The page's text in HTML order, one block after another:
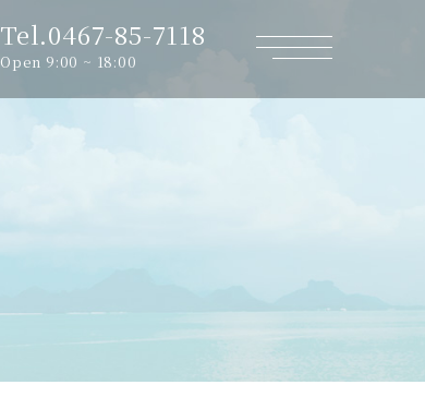
Tel.0467-85-7118
Open 9:00 ~ 18:00